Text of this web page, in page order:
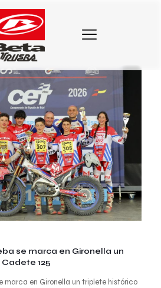
Autores Mostrar todo
se marca en Gironella un
125
marca en Gironella un triplete histórico